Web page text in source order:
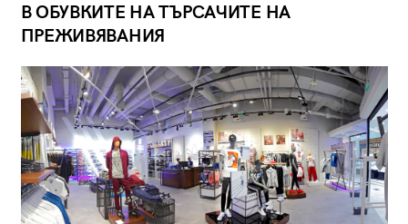
В ОБУВКИТЕ НА ТЪРСАЧИТЕ НА
ПРЕЖИВЯВАНИЯ